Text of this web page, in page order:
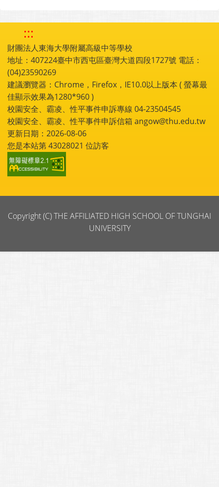
:::
財團法人東海大學附屬高級中等學校
地址：407224臺中市西屯區臺灣大道四段1727號 電話：
(04)23590269
建議瀏覽器：Chrome，Firefox，IE10.0以上版本 ( 螢幕最
佳顯示效果為1280*960 )
校園安全、霸凌、性平事件申訴專線 04-23504545
校園安全、霸凌、性平事件申訴信箱 angow@thu.edu.tw
更新日期：2026-08-06
您是本站第43028021 位訪客
Copyright (C) THE AFFILIATED HIGH SCHOOL OF TUNGHAI
UNIVERSITY